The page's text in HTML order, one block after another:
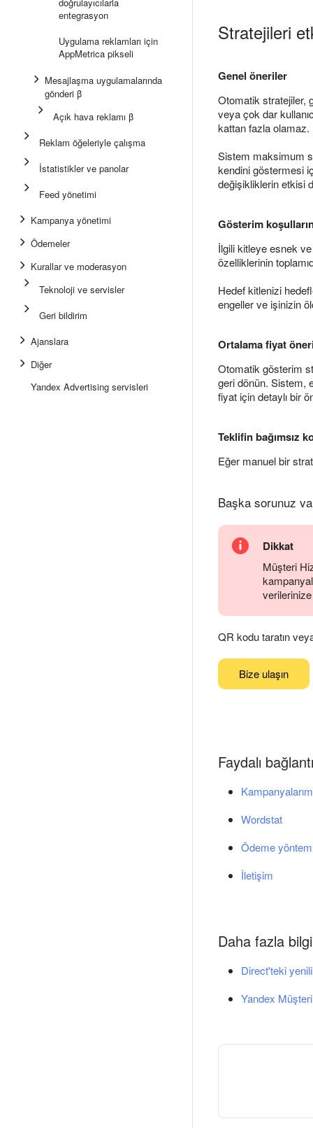
entegrasyon
Uygulama reklamları için
AppMetrica pikseli
Mesajlaşma uygulamalarında
gönderi β
Açık hava reklamı β
Reklam öğeleriyle çalışma
İstatistikler ve panolar
Feed yönetimi
Kampanya yönetimi
Ödemeler
Kurallar ve moderasyon
Teknoloji ve servisler
Geri bildirim
Ajanslara
Diğer
Yandex Advertising servisleri
Stratejileri
Genel öneriler
Otomatik stratejiler,
veya çok dar
kattan fazla olamaz.
Sistem maksimum
kendini göstermesi
değişikliklerin etkisi
Gösterim
İlgili kitleye esnek
özelliklerinin
Hedef kitlenizi
engeller ve işinizin
Ortalama fiyat
Otomatik gösterim
geri dönün. Sistem,
fiyat için detaylı bir
Teklifin bağımsız
Eğer manuel bir
Başka sorunuz
Dikkat
Müşteri
QR kodu taratın
Bize ulaşın
Faydalı
Kampanyalarım
Wordstat
Ödeme
İletişim
Daha fazla
Direct'teki
Yandex